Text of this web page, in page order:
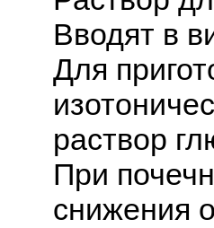
Вводят в
Для
раствор
При
снижения